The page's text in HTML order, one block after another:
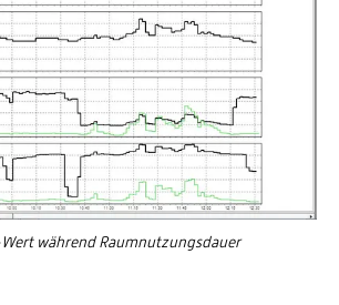
während Raumnutzungsdauer